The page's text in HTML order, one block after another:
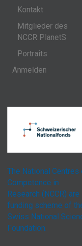
Kontakt
Mitglieder des
NCCR PlanetS
Portraits
Anmelden
The National Centres
Competence in
Research (NCCR) are
funding scheme of
Swiss National
Foundation.